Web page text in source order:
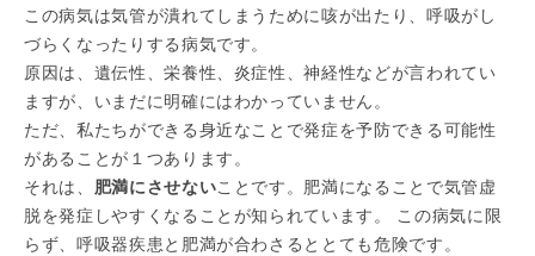
この病気は気管が潰れてしまうために咳が出たり、呼吸がし
づらくなったりする病気です。
原因は、遺伝性、栄養性、炎症性、神経性などが言われてい
ますが、いまだに明確にはわかっていません。
ただ、私たちができる身近なことで発症を予防できる可能性
があることが１つあります。
それは、 肥満にさせないことです。肥満になることで気管虚
脱を発症しやすくなることが知られています。 この病気に限
らず、呼吸器疾患と肥満が合わさるととても危険です。